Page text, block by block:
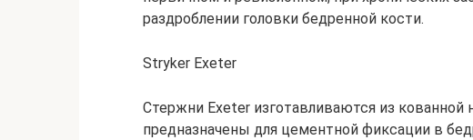
раздроблении головки бедренной кости.
Stryker Exeter
Стержни Exeter изготавливаются из
предназначены для цементной фиксации в